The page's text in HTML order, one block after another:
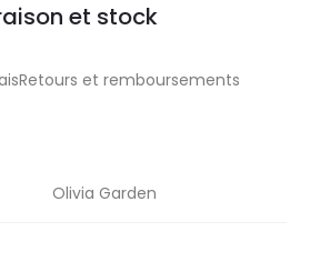
et stock
et remboursements
Olivia Garden